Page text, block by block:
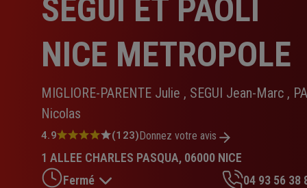
SEGUI ET PAOLI
NICE METROPOLE
MIGLIORE-PARENTE Julie , SEGUI Jean-Marc ,
Nicolas
Note
4.9
sur
4.9 (123)Donnez votre avis
1 ALLEE CHARLES PASQUA, 06000 NICE
Fermé
04 93 56 38